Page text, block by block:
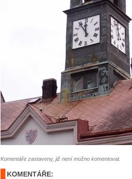
Komentáře zastaveny, již není možno komentovat.
KOMENTÁŘE: